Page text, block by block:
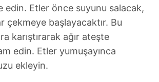
edin. Etler önce suyunu salacak,
çekmeye başlayacaktır. Bu
karıştırarak ağır ateşte
edin. Etler yumuşayınca
ekleyin.